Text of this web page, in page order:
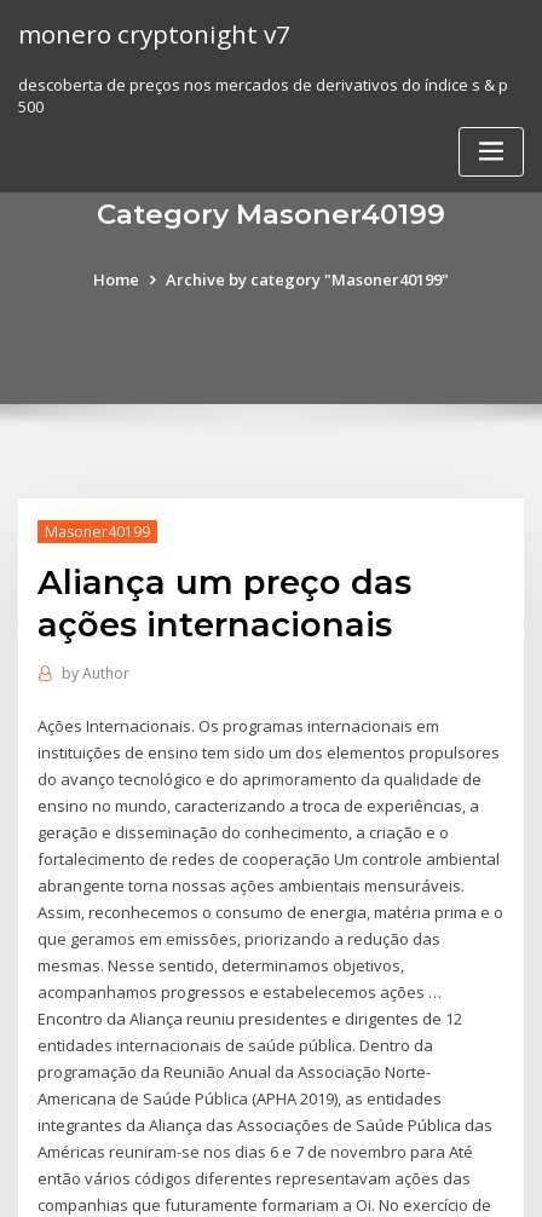
monero cryptonight v7
descoberta de preços nos mercados de derivativos do índice s & p
500
Category Masoner40199
Home Archive by category "Masoner40199"
Masoner40199
Aliança um preço das
ações internacionais
byAuthor
Ações Internacionais. Os programas internacionais em
instituições de ensino tem sido um dos elementos propulsores
do avanço tecnológico e do aprimoramento da qualidade de
ensino no mundo, caracterizando a troca de experiências, a
geração e disseminação do conhecimento, a criação e o
fortalecimento de redes de cooperação Um controle ambiental
abrangente torna nossas ações ambientais mensuráveis.
Assim, reconhecemos o consumo de energia, matéria prima e o
que geramos em emissões, priorizando a redução das
mesmas. Nesse sentido, determinamos objetivos,
acompanhamos progressos e estabelecemos ações …
Encontro da Aliança reuniu presidentes e dirigentes de 12
entidades internacionais de saúde pública. Dentro da
programação da Reunião Anual da Associação Norte-
Americana de Saúde Pública (APHA 2019), as entidades
integrantes da Aliança das Associações de Saúde Pública das
Américas reuniram-se nos dias 6 e 7 de novembro para Até
então vários códigos diferentes representavam ações das
companhias que futuramente formariam a Oi. No exercício de